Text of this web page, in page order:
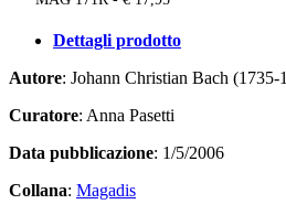
Dettagli prodotto
Autore: Johann Christian Bach (1735-
Curatore: Anna Pasetti
Data pubblicazione: 1/5/2006
Collana: Magadis